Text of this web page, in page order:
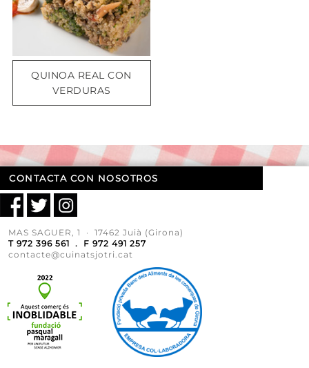
QUINOA REAL CON
VERDURAS
CONTACTA CON NOSOTROS
MAS SAGUER, 1 · 17462 Juià (Girona)
T 972 396 561 . F 972 491 257
contacte@cuinatsjotri.cat